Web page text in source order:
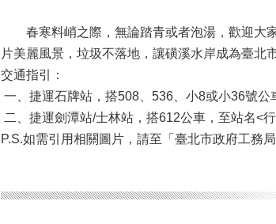
春寒料峭之際，無論踏青或者泡湯，歡迎大家
片美麗風景，垃圾不落地，讓磺溪水岸成為臺北
交通指引：
一、捷運石牌站，搭508、536、小8或小36號公
二、捷運劍潭站/士林站，搭612公車，至站名<
P.S.如需引用相關圖片，請至「臺北市政府工務